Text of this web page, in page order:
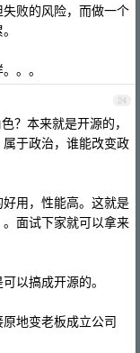
败的风险，而做一个
。。
24
？本来就是开源的，
于政治，谁能改变政
用，性能高。这就是
面试下家就可以拿来
以搞成开源的。
地变老板成立公司